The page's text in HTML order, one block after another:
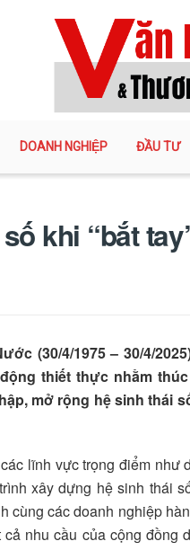
DOANH NGHIỆP ĐẦU TƯ
khi “bắt
(30/4/1975 – 30/4/
thiết thực nhằm
mở rộng hệ sinh thái
lĩnh vực trọng điểm như
xây dựng hệ sinh thái
cùng các doanh nghiệp
nhu cầu của cộng đồng